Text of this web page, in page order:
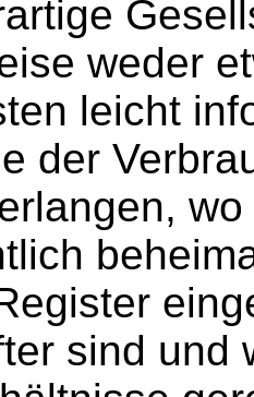
weder
leicht
der
sind und